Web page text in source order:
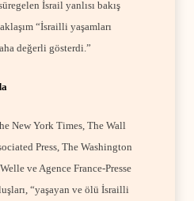
İsrail yanlısı bakış
“İsrailli yaşamları
değerli gösterdi.”
New York Times, The Wall
Press, The Washington
ve Agence France-Presse
“yaşayan ve ölü İsrailli